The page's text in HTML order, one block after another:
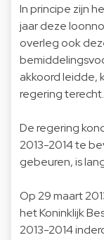
In principe zijn
jaar deze
overleg ook
akkoord leidde,
regering terecht.
De regering
2013-2014 te
gebeuren, is
Op 29 maart
het Koninklijk
2013-2014